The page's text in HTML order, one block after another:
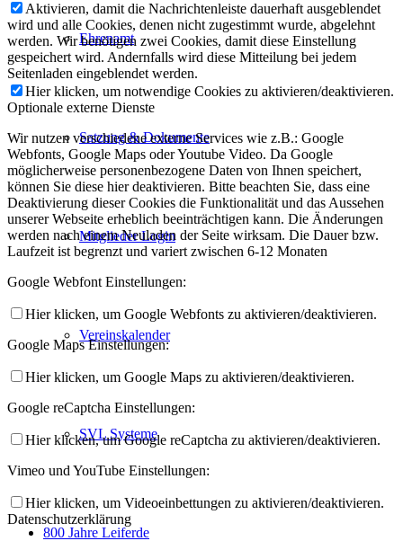
Ehrenamt
Satzung & Dokumente
Mitglieder Login
Vereinskalender
SVL Systeme
800 Jahre Leiferde
Aktivieren, damit die Nachrichtenleiste dauerhaft ausgeblendet
wird und alle Cookies, denen nicht zugestimmt wurde, abgelehnt
werden. Wir benötigen zwei Cookies, damit diese Einstellung
gespeichert wird. Andernfalls wird diese Mitteilung bei jedem
Seitenladen eingeblendet werden.
Hier klicken, um notwendige Cookies zu aktivieren/deaktivieren.
Optionale externe Dienste
Wir nutzen verschiedene externe Services wie z.B.: Google
Webfonts, Google Maps oder Youtube Video. Da Google
möglicherweise personenbezogene Daten von Ihnen speichert,
können Sie diese hier deaktivieren. Bitte beachten Sie, dass eine
Deaktivierung dieser Cookies die Funktionalität und das Aussehen
unserer Webseite erheblich beeinträchtigen kann. Die Änderungen
werden nach einem Neuladen der Seite wirksam. Die Dauer bzw.
Laufzeit ist begrenzt und variert zwischen 6-12 Monaten
Google Webfont Einstellungen:
Hier klicken, um Google Webfonts zu aktivieren/deaktivieren.
Google Maps Einstellungen:
Hier klicken, um Google Maps zu aktivieren/deaktivieren.
Google reCaptcha Einstellungen:
Hier klicken, um Google reCaptcha zu aktivieren/deaktivieren.
Vimeo und YouTube Einstellungen:
Hier klicken, um Videoeinbettungen zu aktivieren/deaktivieren.
Datenschutzerklärung